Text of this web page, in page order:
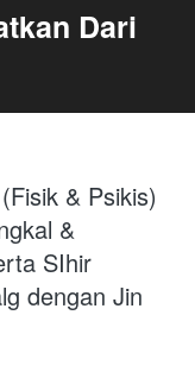
Dari
& Psikis)
&
SIhir
dengan Jin